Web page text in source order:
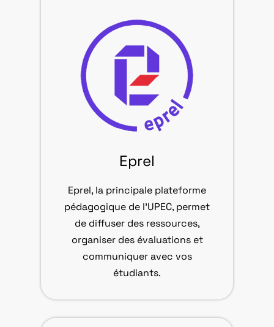
Eprel
Eprel, la principale plateforme
pédagogique de l’UPEC, permet
de diffuser des ressources,
organiser des évaluations et
communiquer avec vos
étudiants.